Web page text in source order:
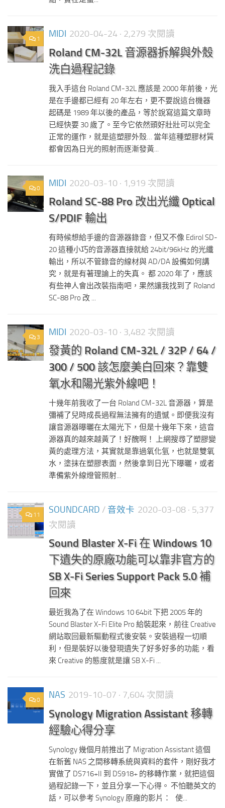
1 MIDI 2020-04-24 · 2,279 次閱讀
Roland CM-32L 音源器拆解與外殼
洗白過程記錄
我入手這台 Roland CM-32L 應該是 2000 年前後，光
是在手邊都已經有 20 年左右，更不要說這台機器
起碼是 1989 年以後的產品，等於說寫這篇文章時
已經快要 30 歲了。至今它依然頭好壯壯可以完全
正常的運作，就是這塑膠外殼… 當年這種塑膠材質
都會因為日光的照射而逐漸發黃...
0 MIDI 2020-03-10 · 1,919 次閱讀
Roland SC-88 Pro 改出光纖 Optical
S/PDIF 輸出
有時候想給手邊的音源器錄音，但又不像 Edirol SD-
20 這種小巧的音源器直接就給 24bit/96kHz 的光纖
輸出，所以不管錄音的線材與 AD/DA 設備如何講
究，就是有著理論上的失真。 都 2020 年了，應該
有些神人會出改裝指南吧，果然讓我找到了 Roland
SC-88 Pro 改 ...
3 MIDI 2020-03-10 · 3,482 次閱讀
發黃的 Roland CM-32L / 32P / 64 /
300 / 500 該怎麼美白回來？靠雙
氧水和陽光紫外線吧！
十幾年前我收了一台 Roland CM-32L 音源器，算是
彌補了兒時成長過程無法擁有的遺憾。即便我沒有
讓音源器曝曬在太陽光下，但是十幾年下來，這音
源器真的越來越黃了！好醜啊！ 上網搜尋了塑膠變
黃的處理方法，其實就是靠過氧化氫，也就是雙氧
水，塗抹在塑膠表面，然後拿到日光下曝曬，或者
準備紫外線燈管照射...
11 SOUNDCARD / 音效卡 2020-03-08 · 5,377
次閱讀
Sound Blaster X-Fi 在 Windows 10
下遺失的原廠功能可以靠非官方的
SB X-Fi Series Support Pack 5.0 補
回來
最近我為了在 Windows 10 64bit 下把 2005 年的
Sound Blaster X-Fi Elite Pro 給裝起來，前往 Creative
網站取回最新驅動程式後安裝。安裝過程一切順
利，但是裝好以後發現遺失了好多好多的功能，看
來 Creative 的態度就是讓 SB X-Fi ...
0 NAS 2019-10-07 · 7,604 次閱讀
Synology Migration Assistant 移轉
經驗心得分享
Synology 幾個月前推出了 Migration Assistant 這個
在新舊 NAS 之間移轉系統與資料的套件，剛好我才
實做了 DS716+II 到 DS918+ 的移轉作業，就把這個
過程記錄一下，並且分享一下心得。 不怕聽英文的
話，可以參考 Synology 原廠的影片： 使...